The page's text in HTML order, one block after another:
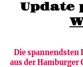
Die spannendsten
aus der
Newsletter abonnieren